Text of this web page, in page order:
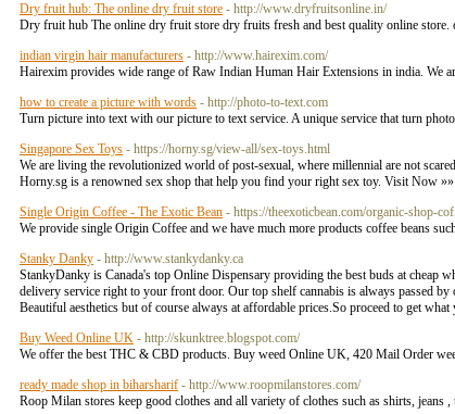
Dry fruit hub: The online dry fruit store - http://www.dryfruitsonline.in/
Dry fruit hub The online dry fruit store dry fruits fresh and best quality online
indian virgin hair manufacturers - http://www.hairexim.com/
Hairexim provides wide range of Raw Indian Human Hair Extensions in india. We
how to create a picture with words - http://photo-to-text.com
Turn picture into text with our picture to text service. A unique service that turn
Singapore Sex Toys - https://horny.sg/view-all/sex-toys.html
We are living the revolutionized world of post-sexual, where millennial are not
Horny.sg is a renowned sex shop that help you find your right sex toy. Visit Now »»
Single Origin Coffee - The Exotic Bean - https://theexoticbean.com/organic-shop-
We provide single Origin Coffee and we have much more products coffee beans
Stanky Danky - http://www.stankydanky.ca
StankyDanky is Canada's top Online Dispensary providing the best buds at cheap
delivery service right to your front door. Our top shelf cannabis is always passed
Beautiful aesthetics but of course always at affordable prices.So proceed to get
Buy Weed Online UK - http://skunktree.blogspot.com/
We offer the best THC & CBD products. Buy weed Online UK, 420 Mail Order
ready made shop in biharsharif - http://www.roopmilanstores.com/
Roop Milan stores keep good clothes and all variety of clothes such as shirts, jeans